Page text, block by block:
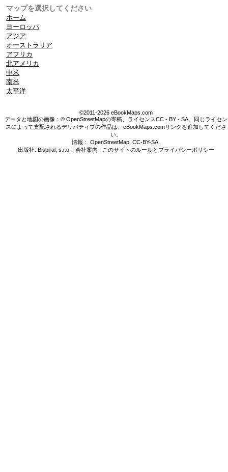
マップを選択してください
ホーム
ヨーロッパ
アジア
オーストラリア
アフリカ
北アメリカ
中米
南米
太平洋
©2011-2026 eBookMaps.com
データと地図の画像：© OpenStreetMapの寄稿、ライセンスCC - BY - SA。同じライセン
スによって支配されるデリバティブの作品は、eBookMaps.comリンクを追加してくださ
い。
情報：OpenStreetMap ,CC-BY-SA
出版社: Bispiral, s.r.o. | 会社案内 | このサイトのルールとプライバシーポリシー